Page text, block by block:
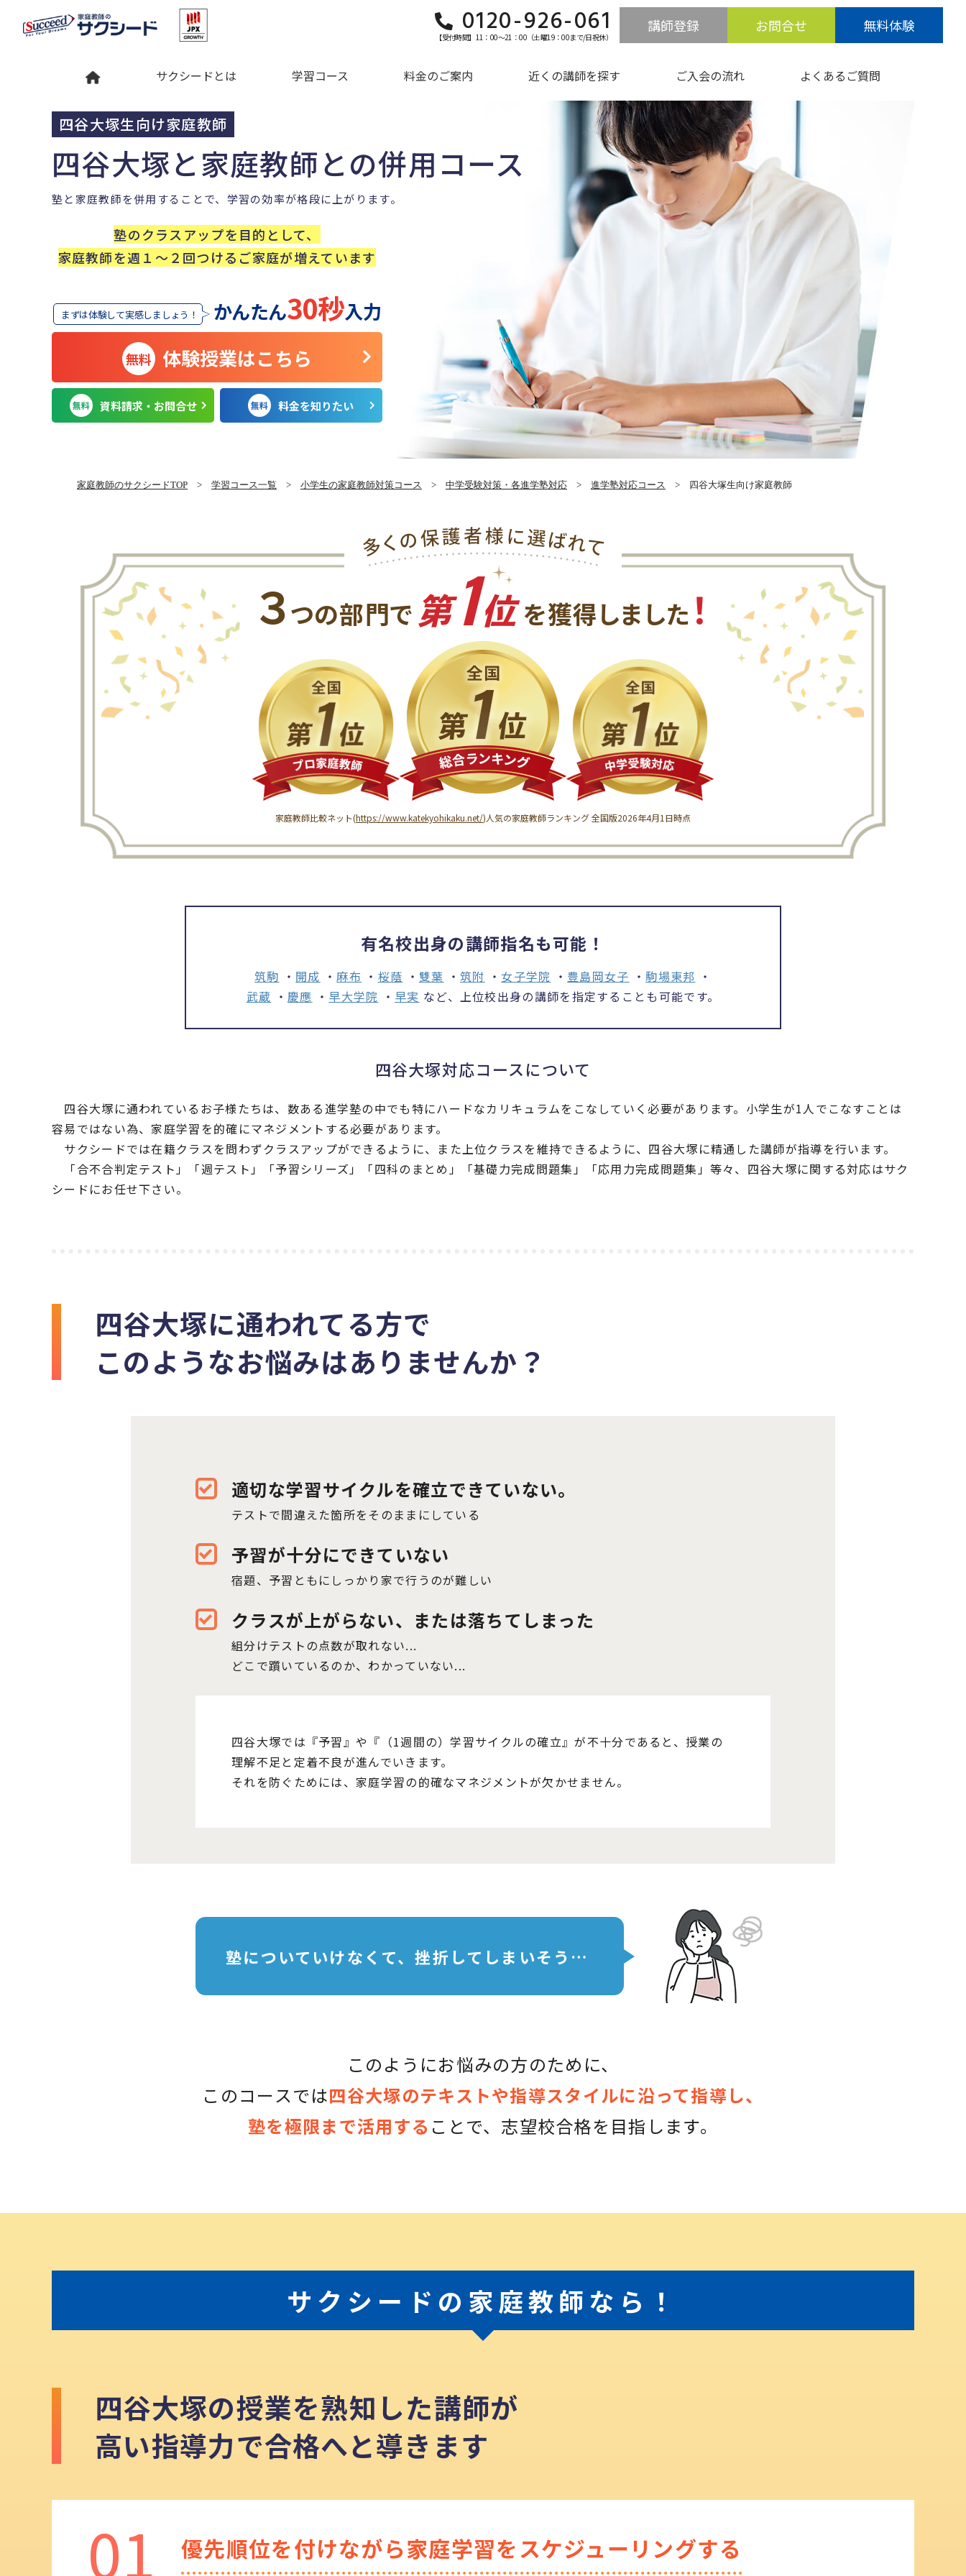
0120-926-061
【受付時間】11：00～21：00（土曜19：00まで/日祝休）
講師登録 お問合せ 無料体験
サクシードとは 学習コース 料金のご案内 近くの講師を探す ご入会の流れ よくあるご質問
四谷大塚生向け家庭教師
四谷大塚と家庭教師との併用コース
塾と家庭教師を併用することで、学習の効率が格段に上がります。
塾のクラスアップを目的として、
家庭教師を週１～２回つけるご家庭が増えています
まずは体験して実感しましょう！ かんたん30秒入力
無料 体験授業はこちら
無料 資料請求・お問合せ 無料 料金を知りたい
家庭教師のサクシードTOP > 学習コース一覧 > 小学生の家庭教師対策コース > 中学受験対策・各進学塾対応 > 進学塾対応コース > 四谷大塚生向け家庭教師
３つの部門で 第1位を獲得しました ！
家庭教師比較ネット(https://www.katekyohikaku.net/)人気の家庭教師ランキング 全国版2026年4月1日時点
有名校出身の講師指名も可能！
筑駒 ・ 開成 ・麻布 ・ 桜蔭 ・ 雙葉 ・筑附 ・女子学院 ・ 豊島岡女子 ・駒場東邦 ・
武蔵 ・慶應 ・ 早大学院 ・ 早実 など、上位校出身の講師を指定することも可能です。
四谷大塚対応コースについて
四谷大塚に通われているお子様たちは、数ある進学塾の中でも特にハードなカリキュラムをこなしていく必要があります。小学生が1人でこなすことは
容易ではない為、家庭学習を的確にマネジメントする必要があります。
サクシードでは在籍クラスを問わずクラスアップができるように、また上位クラスを維持できるように、四谷大塚に精通した講師が指導を行います。
「合不合判定テスト」「週テスト」「予習シリーズ」「四科のまとめ」「基礎力完成問題集」「応用力完成問題集」等々、四谷大塚に関する対応はサク
シードにお任せ下さい。
四谷大塚に通われてる方で
このようなお悩みはありませんか？
適切な学習サイクルを確立できていない。
テストで間違えた箇所をそのままにしている
予習が十分にできていない
宿題、予習ともにしっかり家で行うのが難しい
クラスが上がらない、 または落ちてしまった
組分けテストの点数が取れない...
どこで躓いているのか、わかっていない...
四谷大塚では『予習』や『（1週間の）学習サイクルの確立』が不十分であると、授業の
理解不足と定着不良が進んでいきます。
それを防ぐためには、家庭学習の的確なマネジメントが欠かせません。
塾についていけなくて、挫折してしまいそう…
このようにお悩みの方のために、
このコースでは四谷大塚のテキストや指導スタイルに沿って指導し、
塾を極限まで活用する ことで、 志望校合格を目指します。
サクシードの家庭教師なら！
四谷大塚の授業を熟知した講師が
高い指導力で合格へと導きます
優先順位を付けながら家庭学習をスケジューリングする